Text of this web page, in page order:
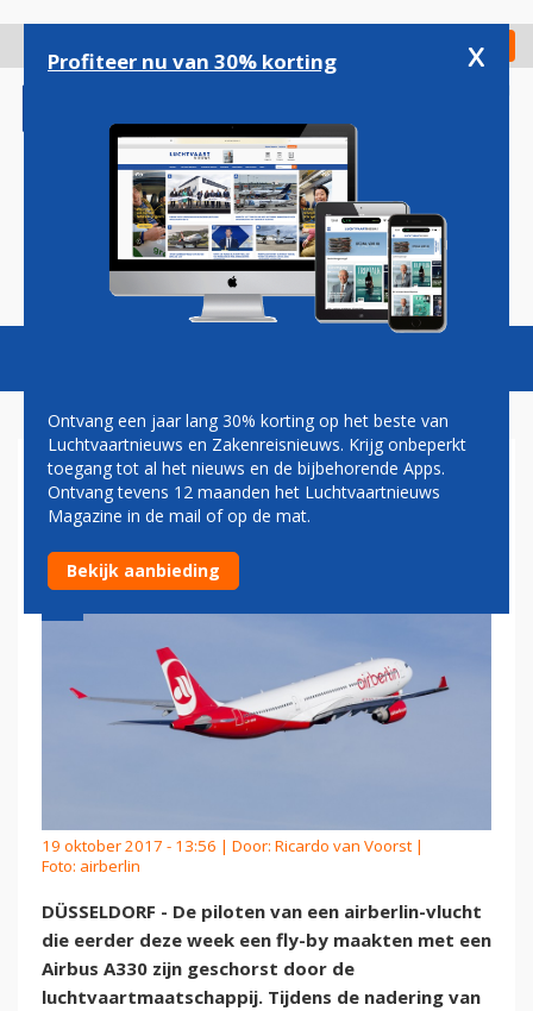
gaan
Check in
Magazine Podcasts Vacatures
PILOTEN AIRBERLIN
GESCHORST NA FLY-BY
19 oktober 2017 - 13:56 | Door: Ricardo van Voorst |
Foto: airberlin
DÜSSELDORF - De piloten van een airberlin-vlucht
die eerder deze week een fly-by maakten met een
Airbus A330 zijn geschorst door de
luchtvaartmaatschappij. Tijdens de nadering van
Profiteer nu van 30% korting x
Ontvang een jaar lang 30% korting op het beste van
Luchtvaartnieuws en Zakenreisnieuws. Krijg onbeperkt
toegang tot al het nieuws en de bijbehorende Apps.
Ontvang tevens 12 maanden het Luchtvaartnieuws
Magazine in de mail of op de mat.
Bekijk aanbieding